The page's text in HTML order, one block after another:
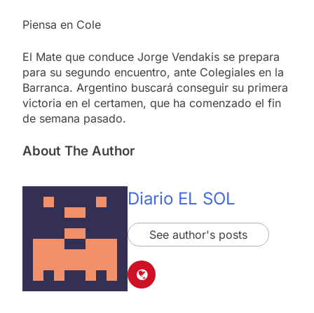
Piensa en Cole
El Mate que conduce Jorge Vendakis se prepara
para su segundo encuentro, ante Colegiales en la
Barranca. Argentino buscará conseguir su primera
victoria en el certamen, que ha comenzado el fin
de semana pasado.
About The Author
Diario EL SOL
See author's posts